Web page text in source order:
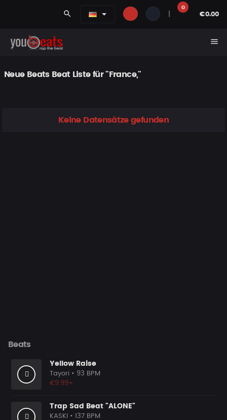
search
0
€0.00
menu
Neue Beats Beat Liste für "France,"
Keine Datensätze gefunden
Beats
Yellow Raise
Tayori • 93 BPM
€9.99+
Trap Sad Beat "ALONE"
KASKI
• 137 BPM